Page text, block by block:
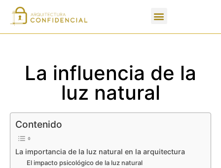
La influencia de la
luz natural
Contenido
La importancia de la luz natural en la arquitectura
El impacto psicológico de la luz natural